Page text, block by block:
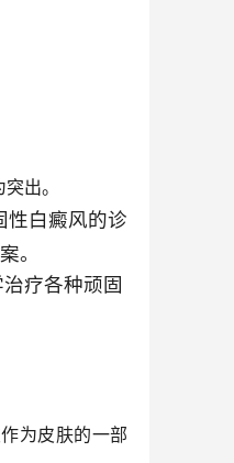
出。
性白癜风的诊
。
疗各种顽固
为皮肤的一部